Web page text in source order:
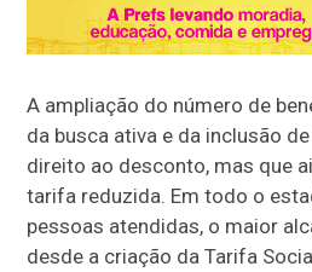
A ampliação do número de
da busca ativa e da inclusão
direito ao desconto, mas que
tarifa reduzida. Em todo o
pessoas atendidas, o maior
desde a criação da Tarifa